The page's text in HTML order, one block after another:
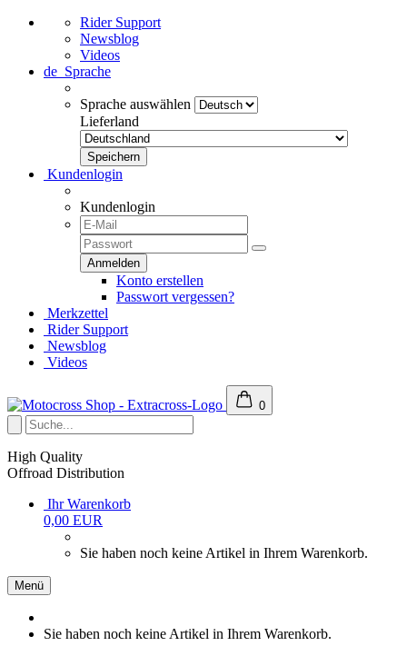
Rider Support
Newsblog
Videos
de Sprache
Sprache auswählen
Lieferland
Kundenlogin
Kundenlogin
Konto erstellen
Passwort vergessen?
Merkzettel
Rider Support
Newsblog
Videos
0
High Quality
Offroad Distribution
Ihr Warenkorb
0,00 EUR
Sie haben noch keine Artikel in Ihrem Warenkorb.
Menü
Sie haben noch keine Artikel in Ihrem Warenkorb.